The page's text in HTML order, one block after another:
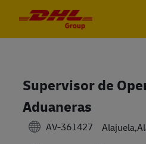
Supervisor de
Aduaneras
AV-361427